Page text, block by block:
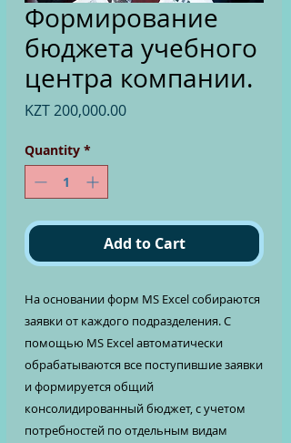
Формирование
бюджета учебного
центра компании.
KZT 200,000.00Price
Quantity *
Add to Cart
На основании форм MS Excel собираются
заявки от каждого подразделения. С
помощью MS Excel автоматически
обрабатываются все поступившие заявки
и формируется общий
консолидированный бюджет, с учетом
потребностей по отдельным видам